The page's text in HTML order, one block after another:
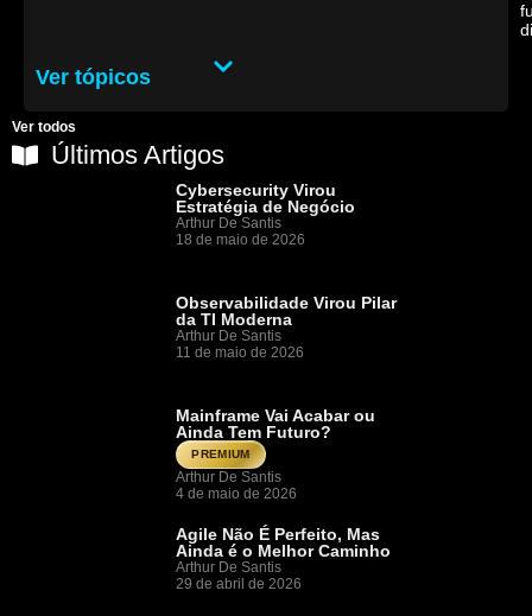
Ver tópicos
Últimos Artigos
Ver todos
Cybersecurity Virou
Estratégia de Negócio
Arthur De Santis
18 de maio de 2026
Observabilidade Virou Pilar
da TI Moderna
Arthur De Santis
11 de maio de 2026
Mainframe Vai Acabar ou
Ainda Tem Futuro?
PREMIUM
Arthur De Santis
4 de maio de 2026
Agile Não É Perfeito, Mas
Ainda é o Melhor Caminho
Arthur De Santis
29 de abril de 2026